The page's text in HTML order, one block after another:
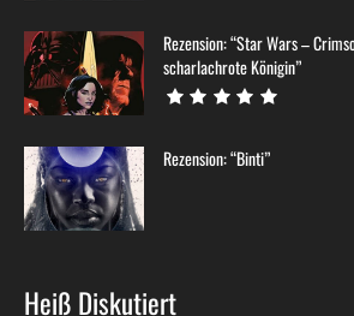
Rezension: “Star Wars –
scharlachrote Königin”
Rezension: “Binti”
Heiß Diskutiert